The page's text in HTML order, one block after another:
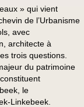
» qui vient
de l’Urbanisme
avec
architecte à
trois questions.
du patrimoine
le
Linkebeek.